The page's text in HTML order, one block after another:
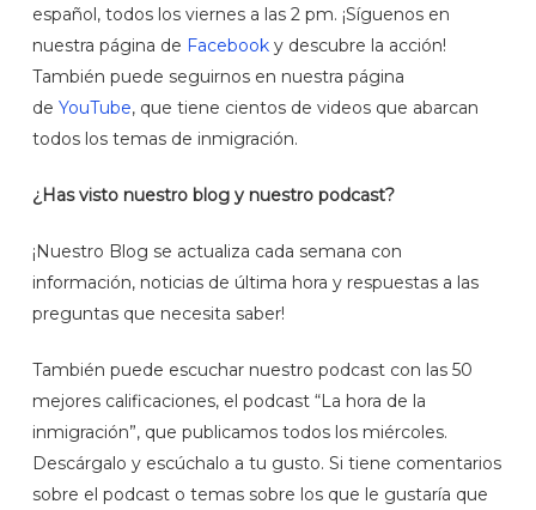
español, todos los viernes a las 2 pm. ¡Síguenos en
nuestra página de Facebooky descubre la acción!
También puede seguirnos en nuestra página
de YouTube, que tiene cientos de videos que abarcan
todos los temas de inmigración.
¿Has visto nuestro blog y nuestro podcast?
¡Nuestro Blog se actualiza cada semana con
información, noticias de última hora y respuestas a las
preguntas que necesita saber!
También puede escuchar nuestro podcast con las 50
mejores calificaciones, el podcast “La hora de la
inmigración”, que publicamos todos los miércoles.
Descárgalo y escúchalo a tu gusto. Si tiene comentarios
sobre el podcast o temas sobre los que le gustaría que